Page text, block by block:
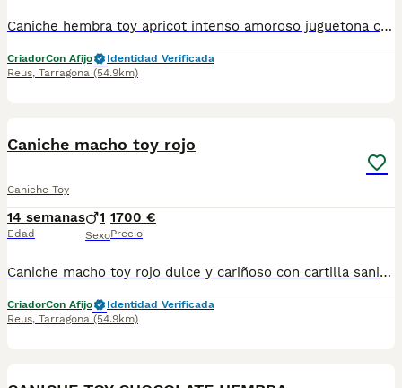
Caniche hembra toy apricot intenso amoroso juguetona con cartilla sanitaria vacuna chip desparasitación con garantía víricas y congenitas
CriadorCon Afijo
Identidad Verificada
Reus, Tarragona (54.9km)
Caniche macho toy rojo
Caniche Toy
14 semanas
Edad
1
Sexo
1700 €
Precio
Caniche macho toy rojo dulce y cariñoso con cartilla sanitaria vacuna chip desparasitación con garantía víricas y congenitas
CriadorCon Afijo
Identidad Verificada
Reus, Tarragona (54.9km)